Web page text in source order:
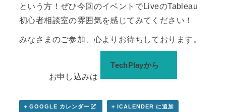
という方！ぜひ今回のイベントでLiveのTableau
初心者相談室の雰囲気を感じてみてください！
みなさまのご参加、心よりお待ちしております。
お申し込みは
TechPlayから
+ GOOGLE カレンダー + ICALENDER に追加